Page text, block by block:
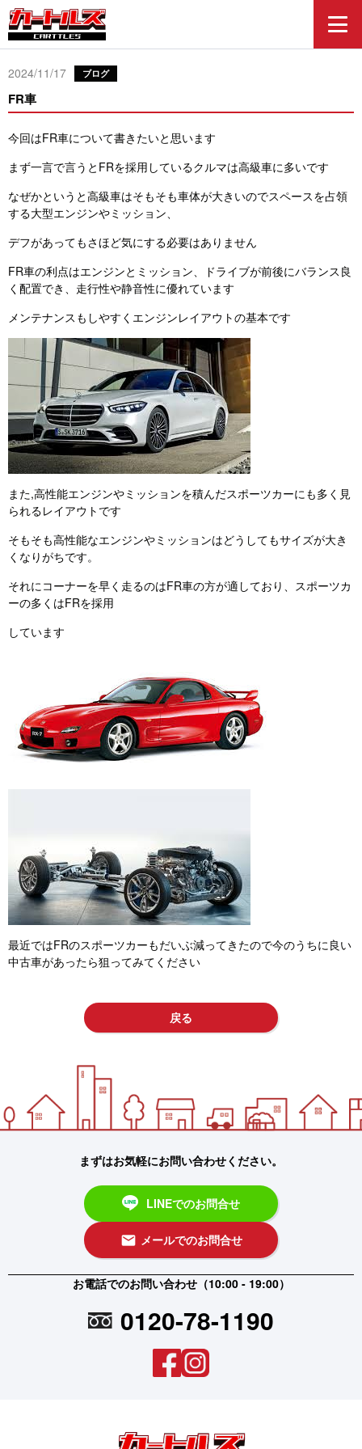
2024/11/17 ブログ
FR車
今回はFR車について書きたいと思います
まず一言で言うとFRを採用しているクルマは高級車に多いです
なぜかというと高級車はそもそも車体が大きいのでスペースを占領
する大型エンジンやミッション、
デフがあってもさほど気にする必要はありません
FR車の利点はエンジンとミッション、ドライブが前後にバランス良
く配置でき、走行性や静音性に優れています
メンテナンスもしやすくエンジンレイアウトの基本です
また,高性能エンジンやミッションを積んだスポーツカーにも多く見
られるレイアウトです
そもそも高性能なエンジンやミッションはどうしてもサイズが大き
くなりがちです。
それにコーナーを早く走るのはFR車の方が適しており、スポーツカ
ーの多くはFRを採用
しています
最近ではFRのスポーツカーもだいぶ減ってきたので今のうちに良い
中古車があったら狙ってみてください
戻る
まずはお気軽にお問い合わせください。
LINEでのお問合せ
email メールでのお問合せ
お電話でのお問い合わせ（10:00 - 19:00）
0120-78-1190